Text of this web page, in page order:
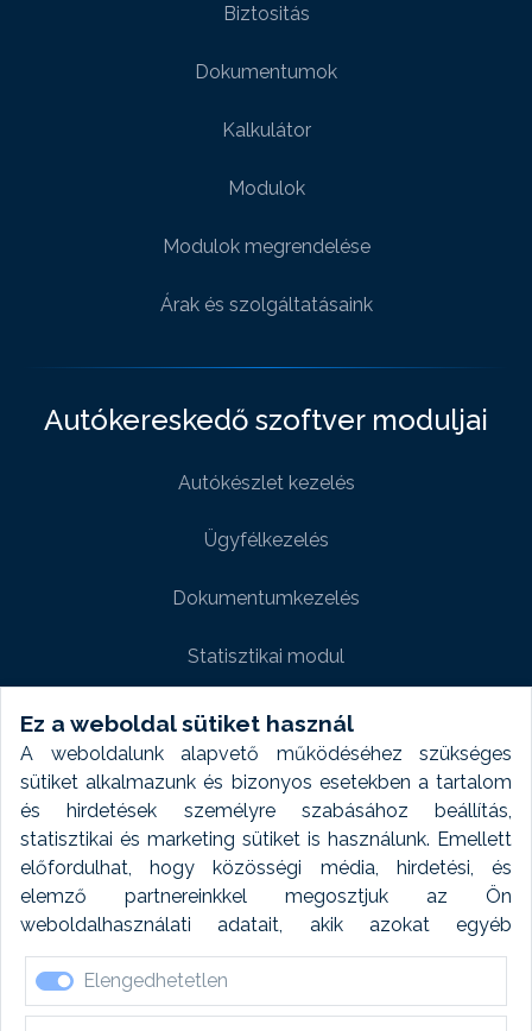
Ez a weboldal sütiket használ
A weboldalunk alapvető működéséhez szükséges
sütiket alkalmazunk és bizonyos esetekben a tartalom
és hirdetések személyre szabásához beállítás,
statisztikai és marketing sütiket is használunk. Emellett
előfordulhat, hogy közösségi média, hirdetési, és
elemző partnereinkkel megosztjuk az Ön
weboldalhasználati adatait, akik azokat egyéb
forrásokból gyűjtött adatokkal kombinálhatják. A sütik
elfogadásával kapcsolatosan naplózást végzünk és
ezen adatokat 6 hónap után automatikusan töröljük. A
Elengedhetetlen
Biztositás
Dokumentumok
Kalkulátor
Modulok
Modulok megrendelése
Árak és szolgáltatásaink
Autókereskedő szoftver moduljai
Autókészlet kezelés
Ügyfélkezelés
Dokumentumkezelés
Statisztikai modul
Weboldal modul
Fényképtár extra modul
Autómosó modul
Feladatütemezés